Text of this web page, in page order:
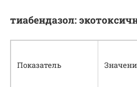
тиабендазол:
Показатель